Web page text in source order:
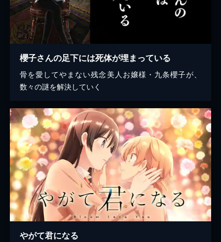
櫻子さんの足下には死体が埋まっている
骨を愛してやまない残念美人お嬢様・九条櫻子が、
数々の謎を解決していく
やがて君になる